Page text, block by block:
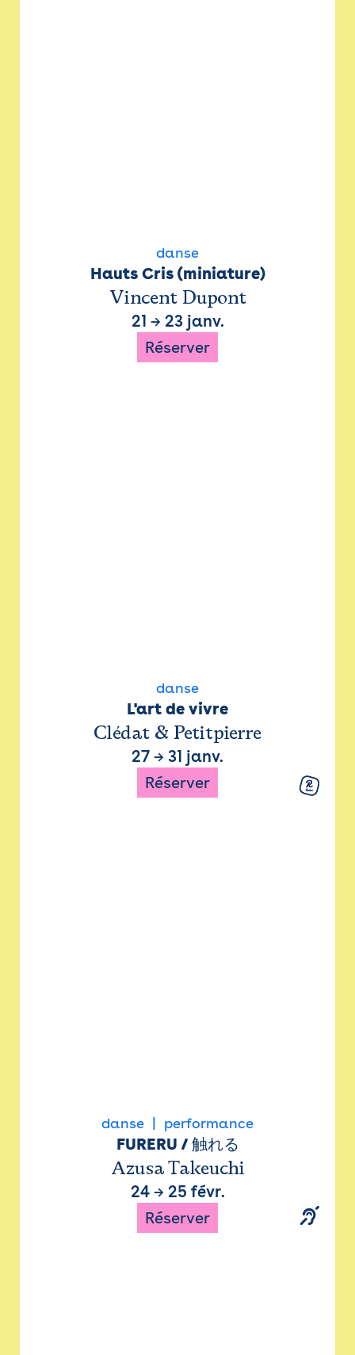
danse
Hauts Cris (miniature)
Vincent Dupont
21 → 23 janv.
Réserver
danse
L'art de vivre
Clédat & Petitpierre
27 → 31 janv.
Réserver
danse performance
FURERU / 触れる
Azusa Takeuchi
24→ 25 févr.
Réserver